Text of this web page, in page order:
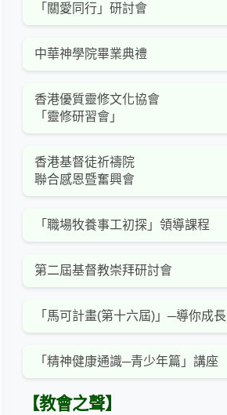
「關愛同行」研討會
中華神學院畢業典禮
香港優質靈修文化協會
「靈修研習會」
香港基督徒祈禱院
聯合感恩暨奮興會
「職場牧養事工初探」領導課程
第二屆基督教崇拜研討會
「馬可計畫(第十六屆)」─導你成長
「精神健康通識─青少年篇」講座
【教會之聲】